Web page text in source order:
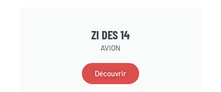
ZI DES 14
AVION
Découvrir